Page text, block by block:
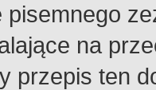
pisemnego
na
przepis ten